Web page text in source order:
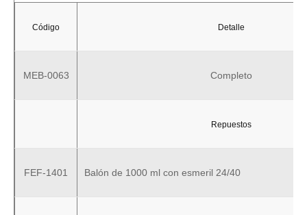
Código Detalle
MEB-0063 Completo
Repuestos
FEF-1401 Balón de 1000 ml con esmeril 24/40